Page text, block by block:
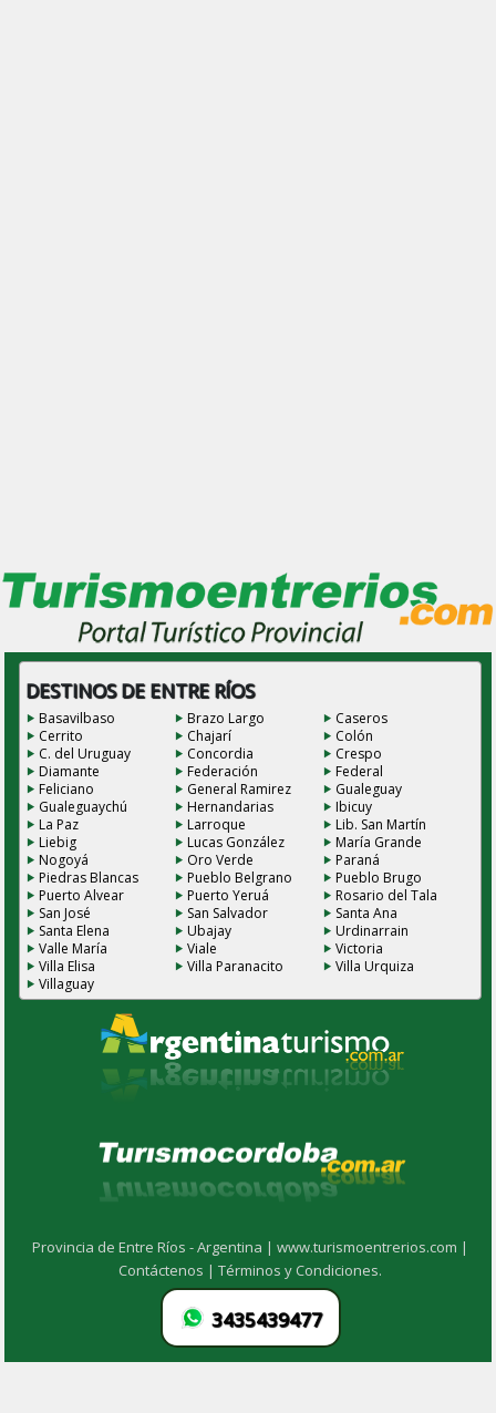
DESTINOS DE ENTRE RÍOS
Basavilbaso Brazo Largo
Caseros
Cerrito
Chajarí
Colón
C. del Uruguay
Concordia
Crespo
Diamante
Federación
Federal
Feliciano
General Ramirez
Gualeguay
Gualeguaychú
Hernandarias
Ibicuy
La Paz
Larroque
Lib. San Martín
Liebig
Lucas González
María Grande
Nogoyá
Oro Verde
Paraná
Piedras Blancas
Pueblo Belgrano
Pueblo Brugo
Puerto Alvear
Puerto Yeruá
Rosario del Tala
San José
San Salvador
Santa Ana
Santa Elena
Ubajay
Urdinarrain
Valle María
Viale
Victoria
Villa Elisa
Villa Paranacito
Villa Urquiza
Villaguay
Provincia de Entre Ríos - Argentina |www.turismoentrerios.com |
Contáctenos |Términos y Condiciones.
3435439477